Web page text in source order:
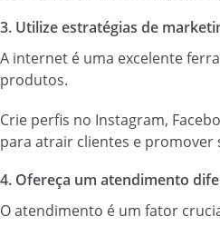
3. Utilize estratégias de
A internet é uma excelente
produtos.
Crie perfis no Instagram,
para atrair clientes e promover
4. Ofereça um atendimento
O atendimento é um fator